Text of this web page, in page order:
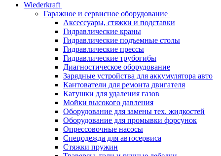
Wiederkraft
Гаражное и сервисное оборудование
Аксессуары, стяжки и подставки
Гидравлические краны
Гидравлические подъемные столы
Гидравлические прессы
Гидравлические трубогибы
Диагностическое оборудование
Зарядные устройства для аккумулятора авто
Кантователи для ремонта двигателя
Катушки для удаления газов
Мойки высокого давления
Оборудование для замены тех. жидкостей
Оборудование для промывки форсунок
Опрессовочные насосы
Спецодежда для автосервиса
Стяжки пружин